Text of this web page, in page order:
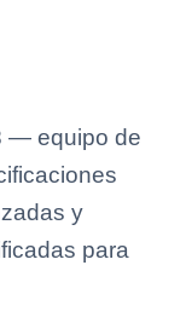
— equipo de
y
para